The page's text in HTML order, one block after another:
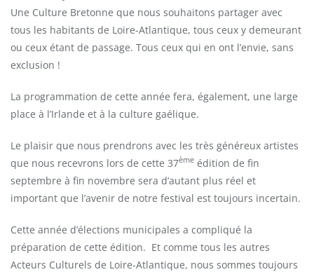
Une Culture Bretonne que nous souhaitons partager avec
tous les habitants de Loire-Atlantique, tous ceux y demeurant
ou ceux étant de passage. Tous ceux qui en ont l’envie, sans
exclusion !
La programmation de cette année fera, également, une large
place à l’Irlande et à la culture gaélique.
Le plaisir que nous prendrons avec les très généreux artistes
que nous recevrons lors de cette 37ème édition de fin
septembre à fin novembre sera d’autant plus réel et
important que l’avenir de notre festival est toujours incertain.
Cette année d’élections municipales a compliqué la
préparation de cette édition. Et comme tous les autres
Acteurs Culturels de Loire-Atlantique, nous sommes toujours